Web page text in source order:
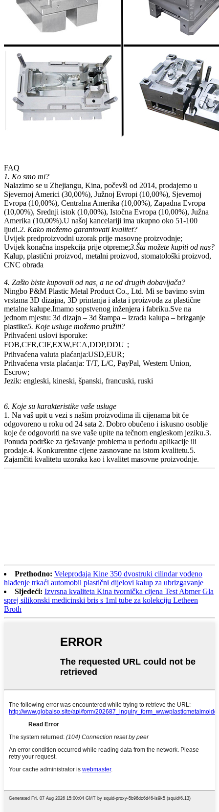
FAQ
1. Ko smo mi?
Nalazimo se u Zhejiangu, Kina, počevši od 2014, prodajemo u
Sjevernoj Americi (30,00%), Južnoj Evropi (10,00%), Sjevernoj
Evropa (10,00%), Centralna Amerika (10,00%), Zapadna Evropa
(10,00%), Srednji istok (10,00%), Istočna Evropa (10,00%), Južna
Amerika (10,00%).U našoj kancelariji ima ukupno oko 51-100
ljudi.2. Kako možemo garantovati kvalitet?
Uvijek predproizvodni uzorak prije masovne proizvodnje;
Uvijek konačna inspekcija prije otpreme;3.Šta možete kupiti od nas?
Kalup, plastični proizvod, metalni proizvod, stomatološki proizvod,
CNC obrada
4. Zašto biste kupovali od nas, a ne od drugih dobavljača?
Ningbo P&M Plastic Metal Product Co., Ltd. Mi se bavimo svim
vrstama 3D dizajna, 3D printanja i alata i proizvoda za plastične
metalne kalupe.Imamo sopstvenog inženjera i fabriku.Sve na
jednom mjestu: 3d dizajn – 3d štampa – izrada kalupa – brizganje
plastike5. Koje usluge možemo pružiti?
Prihvaćeni uslovi isporuke:
FOB,CFR,CIF,EXW,FCA,DDP,DDU；
Prihvaćena valuta plaćanja:USD,EUR;
Prihvaćena vrsta plaćanja: T/T, L/C, PayPal, Western Union,
Escrow;
Jezik: engleski, kineski, španski, francuski, ruski
6. Koje su karakteristike vaše usluge
1. Na vaš upit u vezi s našim proizvodima ili cijenama bit će
odgovoreno u roku od 24 sata 2. Dobro obučeno i iskusno osoblje
koje će odgovoriti na sve vaše upite na tečnom engleskom jeziku.3.
Ponuda podrške za rješavanje problema u periodu aplikacije ili
prodaje.4. Konkurentne cijene zasnovane na istom kvalitetu.5.
Zajamčiti kvalitetu uzoraka kao i kvalitet masovne proizvodnje.
Prethodno: Veleprodaja Kine 350 dvostruki cilindar vodeno
hlađenje trkaći automobil plastični dijelovi kalup za ubrizgavanje
Sljedeći: Izvrsna kvaliteta Kina tvornička cijena Test Abmer Gla
sprej silikonski medicinski bris s 1ml tube za kolekciju Letheen
Broth